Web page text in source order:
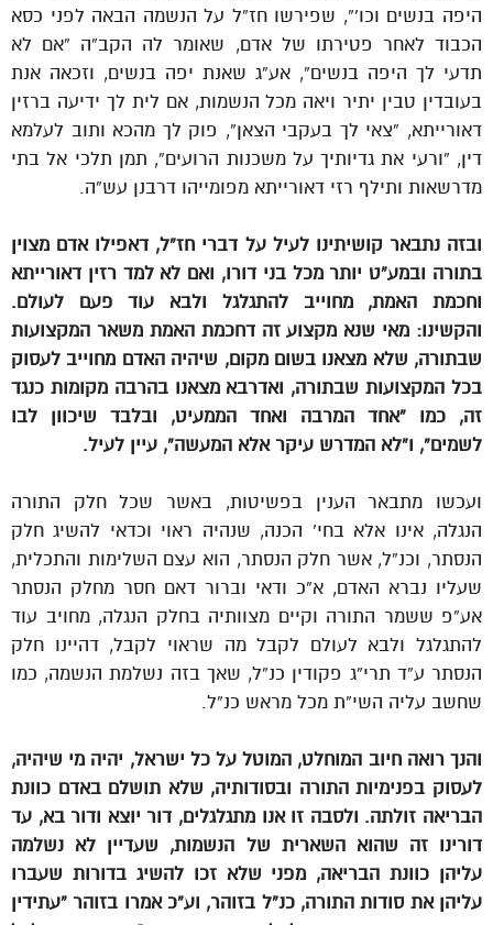
היפה בנשים וכו'”, שפירשו חז”ל על הנשמה הבאה לפני כסא
הכבוד לאחר פטירתו של אדם, שאומר לה הקב”ה “אם לא
תדעי לך היפה בנשים”, אע”ג שאנת יפה בנשים, וזכאה אנת
בעובדין טבין יתיר ויאה מכל הנשמות, אם לית לך ידיעה ברזין
דאורייתא, “צאי לך בעקבי הצאן”, פוק לך מהכא ותוב לעלמא
דין, “ורעי את גדיותיך על משכנות הרועים”, תמן תלכי אל בתי
מדרשאות ותילף רזי דאורייתא מפומייהו דרבנן עש”ה.
ובזה נתבאר קושיתינו לעיל על דברי חז”ל, דאפילו אדם מצוין
בתורה ובמע”ט יותר מכל בני דורו, ואם לא למד רזין דאורייתא
וחכמת האמת, מחוייב להתגלגל ולבא עוד פעם לעולם.
והקשינו: מאי שנא מקצוע זה דחכמת האמת משאר המקצועות
שבתורה, שלא מצאנו בשום מקום, שיהיה האדם מחוייב לעסוק
בכל המקצועות שבתורה, ואדרבא מצאנו בהרבה מקומות כנגד
זה, כמו “אחד המרבה ואחד הממעיט, ובלבד שיכוון לבו
לשמים”, ו”לא המדרש עיקר אלא המעשה”, עיין לעיל.
ועכשו מתבאר הענין בפשיטות, באשר שכל חלק התורה
הנגלה, אינו אלא בחי’ הכנה, שנהיה ראוי וכדאי להשיג חלק
הנסתר, וכנ”ל, אשר חלק הנסתר, הוא עצם השלימות והתכלית,
שעליו נברא האדם, א”כ ודאי וברור דאם חסר מחלק הנסתר
אע”פ ששמר התורה וקיים מצוותיה בחלק הנגלה, מחויב עוד
להתגלגל ולבא לעולם לקבל מה שראוי לקבל, דהיינו חלק
הנסתר ע”ד תרי”ג פקודין כנ”ל, שאך בזה נשלמת הנשמה, כמו
שחשב עליה השי”ת מכל מראש כנ”ל.
והנך רואה חיוב המוחלט, המוטל על כל ישראל, יהיה מי שיהיה,
לעסוק בפנימיות התורה ובסודותיה, שלא תושלם באדם כוונת
הבריאה זולתה. ולסבה זו אנו מתגלגלים, דור יוצא ודור בא, עד
דורינו זה שהוא השארית של הנשמות, שעדיין לא נשלמה
עליהן כוונת הבריאה, מפני שלא זכו להשיג בדורות שעברו
עליהן את סודות התורה, כנ”ל בזוהר, וע”כ אמרו בזוהר “עתידין